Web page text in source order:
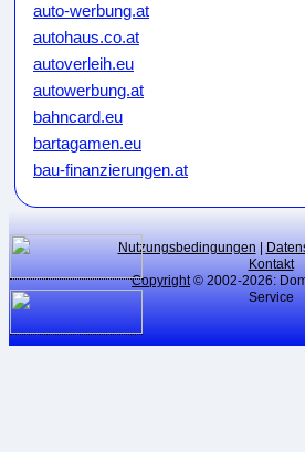
auto-werbung.at
autohaus.co.at
autoverleih.eu
autowerbung.at
bahncard.eu
bartagamen.eu
bau-finanzierungen.at
blumenkauf.at
börsenmakler.eu
Nutzungsbedingungen
Kontakt
Copyright© 2002-2026:
Service